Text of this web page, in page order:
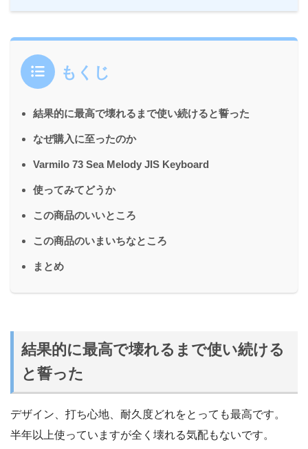
もくじ
結果的に最高で壊れるまで使い続けると誓った
なぜ購入に至ったのか
Varmilo 73 Sea Melody JIS Keyboard
使ってみてどうか
この商品のいいところ
この商品のいまいちなところ
まとめ
結果的に最高で壊れるまで使い続ける
と誓った
デザイン、打ち心地、耐久度どれをとっても最高です。
半年以上使っていますが全く壊れる気配もないです。